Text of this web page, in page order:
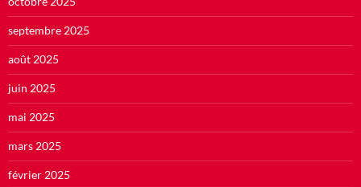
septembre 2025
août 2025
juin 2025
mai 2025
mars 2025
février 2025